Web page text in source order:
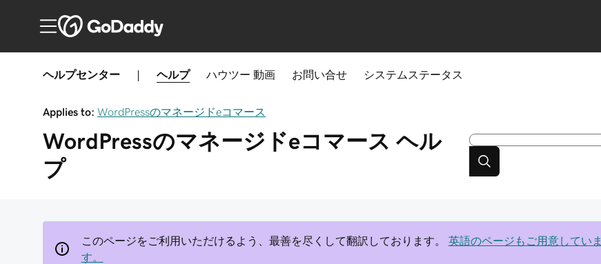
ヘルプセンター ヘルプ ハウツー 動画 お問い合せ システムステータス
Applies to: WordPressのマネージドeコマース
WordPressのマネージドeコマース ヘル
プ
このページをご利用いただけるよう、最善を尽くして翻訳しております。
英語のページもご用意していま
す。